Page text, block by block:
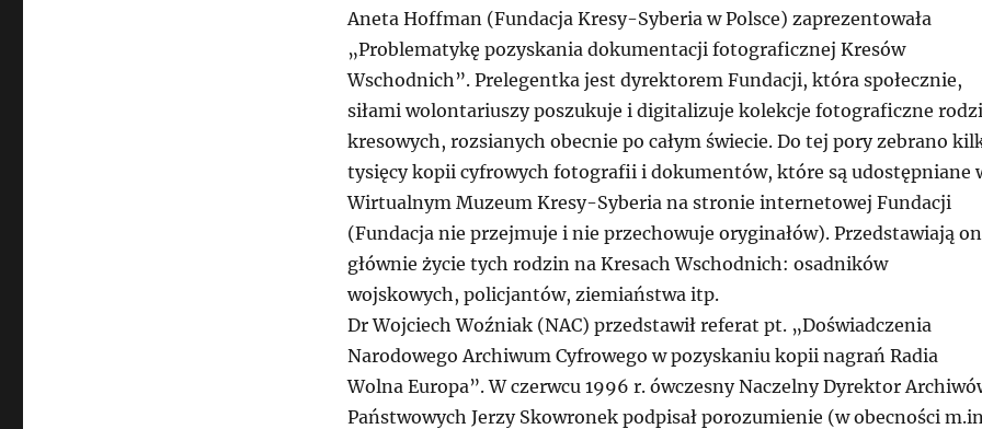
Aneta Hoffman (Fundacja Kresy-Syberia w Polsce) zaprezentowała
„Problematykę pozyskania dokumentacji fotograficznej Kresów
Wschodnich”. Prelegentka jest dyrektorem Fundacji, która społecznie,
siłami wolontariuszy poszukuje i digitalizuje kolekcje fotograficzne
kresowych, rozsianych obecnie po całym świecie. Do tej pory zebrano
tysięcy kopii cyfrowych fotografii i dokumentów, które są udostępniane
Wirtualnym Muzeum Kresy-Syberia na stronie internetowej Fundacji
(Fundacja nie przejmuje i nie przechowuje oryginałów). Przedstawiają
głównie życie tych rodzin na Kresach Wschodnich: osadników
wojskowych, policjantów, ziemiaństwa itp.
Dr Wojciech Woźniak (NAC) przedstawił referat pt. „Doświadczenia
Narodowego Archiwum Cyfrowego w pozyskaniu kopii nagrań Radia
Wolna Europa”. W czerwcu 1996 r. ówczesny Naczelny Dyrektor
Państwowych Jerzy Skowronek podpisał porozumienie (w obecności